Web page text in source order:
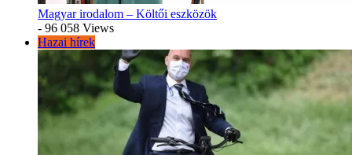
Magyar irodalom – Költői eszközök
- 96 058 Views
Hazai hírek